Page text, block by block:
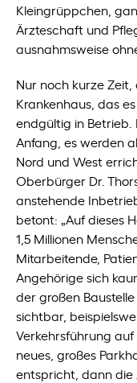
Kleingrüppchen,
Ärzteschaft und
ausnahmsweise
Nur noch kurze
Krankenhaus, das
endgültig in
Anfang, es werden
Nord und West
Oberbürger Dr.
anstehende
betont: „Auf dieses
1,5 Millionen
Mitarbeitende,
Angehörige sich
der großen
sichtbar,
Verkehrsführung
neues, großes
entspricht, dann